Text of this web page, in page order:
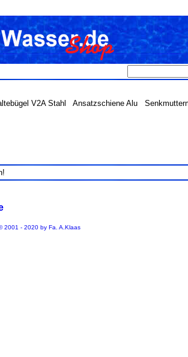
V2A Stahl Ansatzschiene Alu
2001 - 2020 by Fa. A.Klaas